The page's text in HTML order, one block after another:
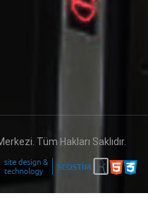
Tüm Hakları Saklıdır.